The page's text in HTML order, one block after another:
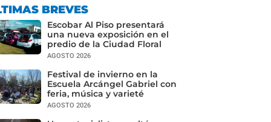
BREVES
Escobar Al Piso presentará
una nueva exposición en el
predio de la Ciudad Floral
AGOSTO 2026
Festival de invierno en la
Escuela Arcángel Gabriel con
feria, música y varieté
AGOSTO 2026